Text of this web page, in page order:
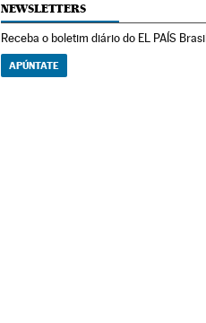
NEWSLETTERS
Receba o boletim diário do EL PAÍS Brasil
APÚNTATE